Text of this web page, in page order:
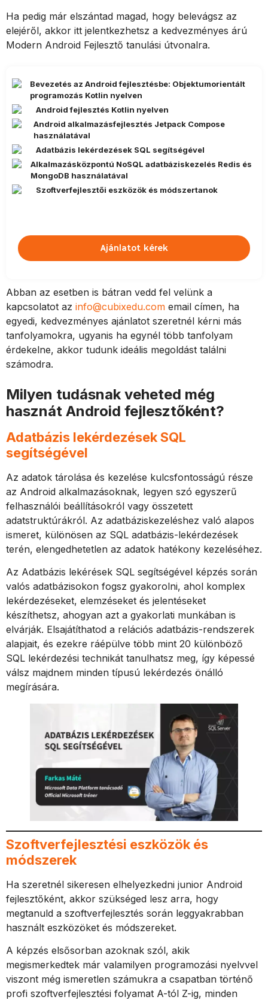
Ha pedig már elszántad magad, hogy belevágsz az
elejéről, akkor itt jelentkezhetsz a kedvezményes árú
Modern Android Fejlesztő tanulási útvonalra.
Bevezetés az Android fejlesztésbe: Objektumorientált
programozás Kotlin nyelven
Android fejlesztés Kotlin nyelven
Android alkalmazásfejlesztés Jetpack Compose
használatával
Adatbázis lekérdezések SQL segítségével
Alkalmazásközpontú NoSQL adatbáziskezelés Redis és
MongoDB használatával
Szoftverfejlesztői eszközök és módszertanok
Ajánlatot kérek
Abban az esetben is bátran vedd fel velünk a
kapcsolatot az info@cubixedu.com email címen, ha
egyedi, kedvezményes ajánlatot szeretnél kérni más
tanfolyamokra, ugyanis ha egynél több tanfolyam
érdekelne, akkor tudunk ideális megoldást találni
számodra.
Milyen tudásnak veheted még
hasznát Android fejlesztőként?
Adatbázis lekérdezések SQL
segítségével
Az adatok tárolása és kezelése kulcsfontosságú része
az Android alkalmazásoknak, legyen szó egyszerű
felhasználói beállításokról vagy összetett
adatstruktúrákról. Az adatbáziskezeléshez való alapos
ismeret, különösen az SQL adatbázis-lekérdezések
terén, elengedhetetlen az adatok hatékony kezeléséhez.
Az Adatbázis lekérések SQL segítségével képzés során
valós adatbázisokon fogsz gyakorolni, ahol komplex
lekérdezéseket, elemzéseket és jelentéseket
készíthetsz, ahogyan azt a gyakorlati munkában is
elvárják. Elsajátíthatod a relációs adatbázis-rendszerek
alapjait, és ezekre ráépülve több mint 20 különböző
SQL lekérdezési technikát tanulhatsz meg, így képessé
válsz majdnem minden típusú lekérdezés önálló
megírására.
Szoftverfejlesztési eszközök és
módszerek
Ha szeretnél sikeresen elhelyezkedni junior Android
fejlesztőként, akkor szükséged lesz arra, hogy
megtanuld a szoftverfejlesztés során leggyakrabban
használt eszközöket és módszereket.
A képzés elsősorban azoknak szól, akik
megismerkedtek már valamilyen programozási nyelvvel
viszont még ismeretlen számukra a csapatban történő
profi szoftverfejlesztési folyamat A-tól Z-ig, minden